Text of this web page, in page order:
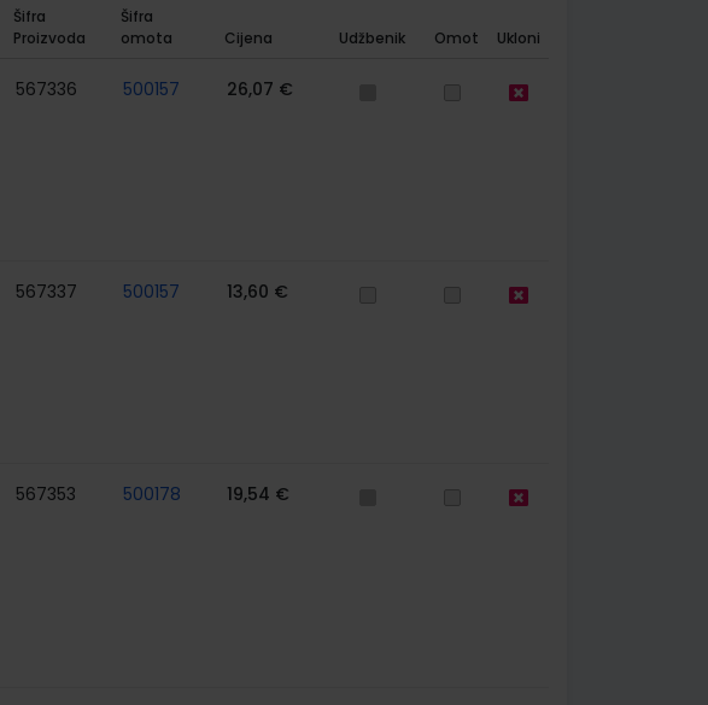
Šifra
Proizvoda
Šifra
omota
Cijena Udžbenik Omot Ukloni
567336 500157 26,07 €
567337 500157 13,60 €
567353 500178 19,54 €